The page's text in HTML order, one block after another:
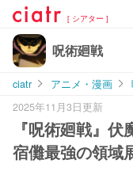
[ シアター ]
呪術廻戦
ciatr アニメ・漫画
2025年11月3日更新
『呪術廻戦』
宿儺最強の領域